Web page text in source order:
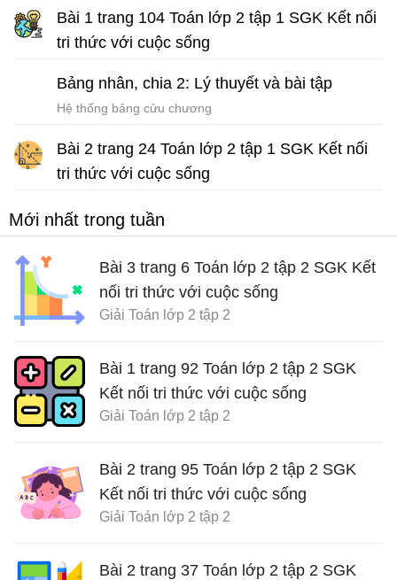
Bài 1 trang 104 Toán lớp 2 tập 1 SGK Kết nối
tri thức với cuộc sống
Bảng nhân, chia 2: Lý thuyết và bài tập
Hệ thống bảng cửu chương
Bài 2 trang 24 Toán lớp 2 tập 1 SGK Kết nối
tri thức với cuộc sống
Mới nhất trong tuần
Bài 3 trang 6 Toán lớp 2 tập 2 SGK Kết
nối tri thức với cuộc sống
Giải Toán lớp 2 tập 2
Bài 1 trang 92 Toán lớp 2 tập 2 SGK
Kết nối tri thức với cuộc sống
Giải Toán lớp 2 tập 2
Bài 2 trang 95 Toán lớp 2 tập 2 SGK
Kết nối tri thức với cuộc sống
Giải Toán lớp 2 tập 2
Bài 2 trang 37 Toán lớp 2 tập 2 SGK